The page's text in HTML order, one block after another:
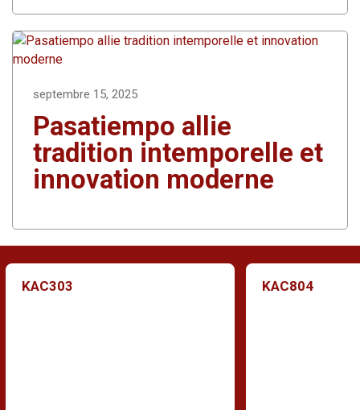
septembre 15, 2025
Pasatiempo allie
tradition intemporelle et
innovation moderne
KAC303 KAC804